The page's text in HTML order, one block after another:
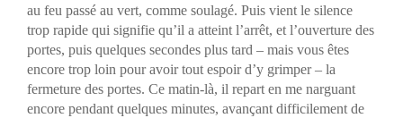
au feu passé au vert, comme soulagé. Puis vient le silence
trop rapide qui signifie qu’il a atteint l’arrêt, et l’ouverture des
portes, puis quelques secondes plus tard – mais vous êtes
encore trop loin pour avoir tout espoir d’y grimper – la
fermeture des portes. Ce matin-là, il repart en me narguant
encore pendant quelques minutes, avançant difficilement de